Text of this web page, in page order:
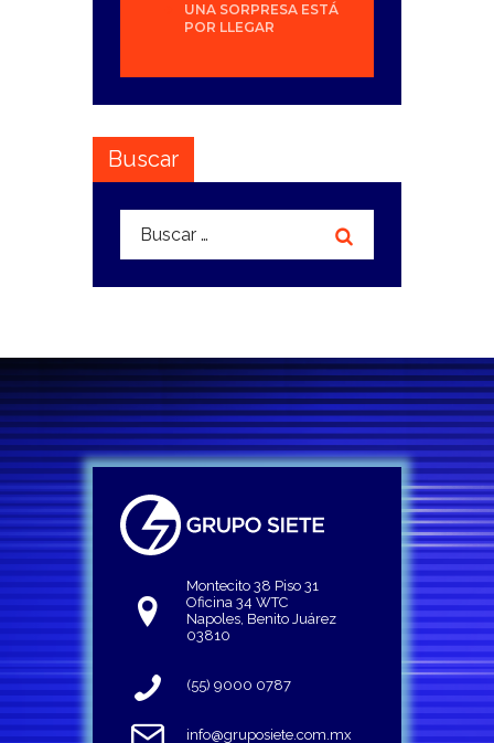
UNA SORPRESA ESTÁ
POR LLEGAR
Buscar
Buscar:
Montecito 38 Piso 31
Oficina 34 WTC
Napoles, Benito Juárez
03810
(55) 9000 0787
info@gruposiete.com.mx